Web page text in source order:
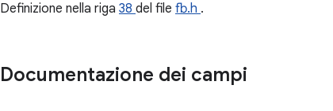
Definizione nella riga 38 del file fb.h .
Documentazione dei campi